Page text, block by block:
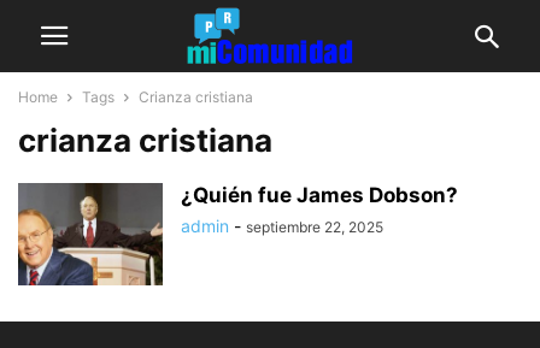
Home Tags Crianza cristiana
crianza cristiana
¿Quién fue James Dobson?
admin - septiembre 22, 2025